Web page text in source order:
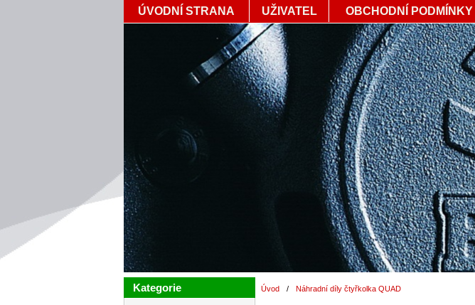
ÚVODNÍ STRANA UŽIVATEL OBCHODNÍ PODMÍNKY
Kategorie Úvod / Náhradní díly čtyřkolka QUAD